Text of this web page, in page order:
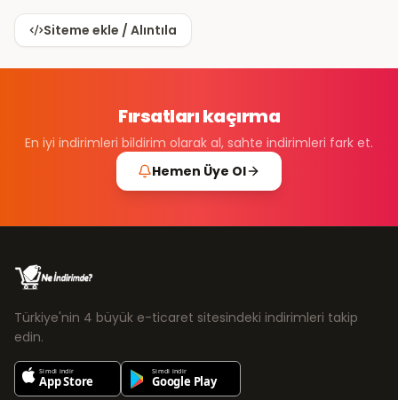
Siteme ekle / Alıntıla
Fırsatları kaçırma
En iyi indirimleri bildirim olarak al, sahte indirimleri fark et.
Hemen Üye Ol
Türkiye'nin 4 büyük e-ticaret sitesindeki indirimleri takip
edin.